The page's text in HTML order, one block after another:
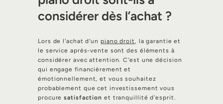
considérer dès l’achat ?
Lors de l'achat d'un piano droit , la garantie et
le service après-vente sont des éléments à
considérer avec attention. C'est une décision
qui engage financièrement et
émotionnellement, et vous souhaitez
probablement que cet investissement vous
procuresatisfaction et tranquillité d'esprit.